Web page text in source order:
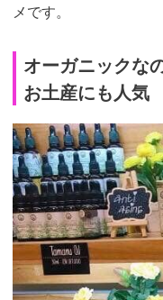
メです。
オーガニックな
お土産にも人気